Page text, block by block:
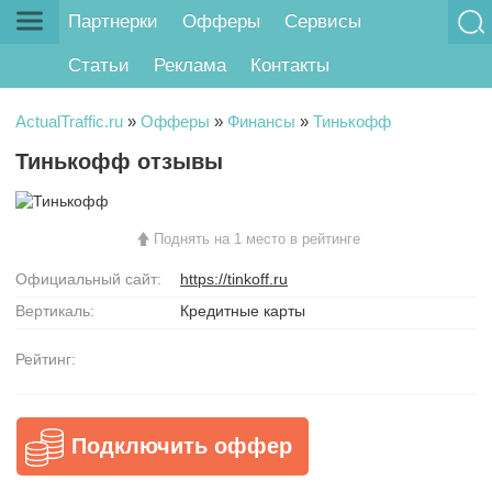
Партнерки Офферы Сервисы
Статьи Реклама Контакты
ActualTraffic.ru » Офферы » Финансы » Тинькофф
Тинькофф отзывы
Поднять на 1 место в рейтинге
Официальный сайт:
https://tinkoff.ru
Вертикаль:
Кредитные карты
Рейтинг:
Подключить оффер